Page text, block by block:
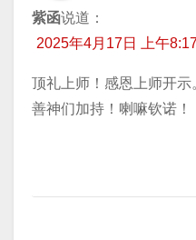
紫函说道：
2025年4月17日 上午
顶礼上师！感恩上师开
善神们加持！喇嘛钦诺！